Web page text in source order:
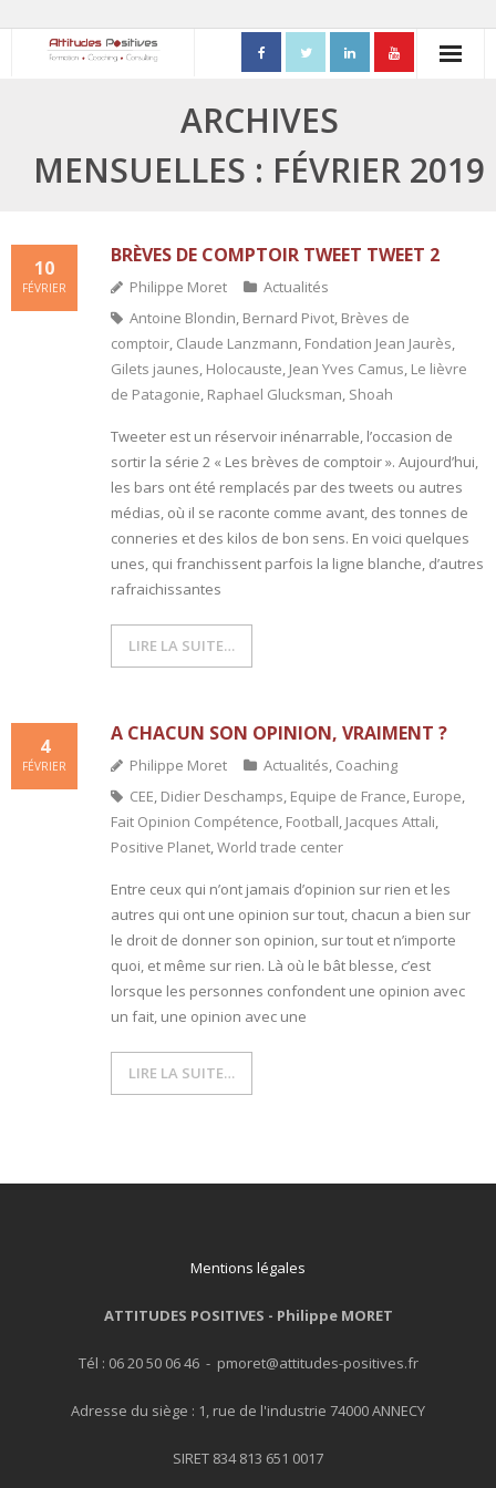
- Process Communication
- Adapter sa posture managériale
- Process Vente
- Ennéagramme
- Triangle de Karpman
- Quality Teams
- L'intelligence émotionnelle
COACHING et CONSULTING
BLOG
ARCHIVES
MENSUELLES : FÉVRIER 2019
BRÈVES DE COMPTOIR TWEET TWEET 2
10
FÉVRIER Philippe Moret
Actualités
Antoine Blondin, Bernard Pivot, Brèves de
comptoir, Claude Lanzmann, Fondation Jean Jaurès,
Gilets jaunes, Holocauste, Jean Yves Camus, Le lièvre
de Patagonie, Raphael Glucksman, Shoah
Tweeter est un réservoir inénarrable, l’occasion de
sortir la série 2 « Les brèves de comptoir ». Aujourd’hui,
les bars ont été remplacés par des tweets ou autres
médias, où il se raconte comme avant, des tonnes de
conneries et des kilos de bon sens. En voici quelques
unes, qui franchissent parfois la ligne blanche, d’autres
rafraichissantes
LIRE LA SUITE…
A CHACUN SON OPINION, VRAIMENT ?
4
FÉVRIER Philippe Moret Actualités, Coaching
CEE, Didier Deschamps, Equipe de France, Europe,
Fait Opinion Compétence, Football, Jacques Attali,
Positive Planet,World trade center
Entre ceux qui n’ont jamais d’opinion sur rien et les
autres qui ont une opinion sur tout, chacun a bien sur
le droit de donner son opinion, sur tout et n’importe
quoi, et même sur rien. Là où le bât blesse, c’est
lorsque les personnes confondent une opinion avec
un fait, une opinion avec une
LIRE LA SUITE…
Mentions légales
ATTITUDES POSITIVES - Philippe MORET
Tél : 06 20 50 06 46 - pmoret@attitudes-positives.fr
Adresse du siège : 1, rue de l'industrie 74000 ANNECY
SIRET 834 813 651 0017